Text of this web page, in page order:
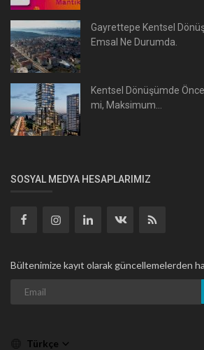
Gayrettepe Kentsel
Emsal Ne Durumda.
Kentsel Dönüşümde
mi, Maksimum...
SOSYAL MEDYA HESAPLARIMIZ
Bültenimize kayıt olarak güncellemelerden
Türkçe